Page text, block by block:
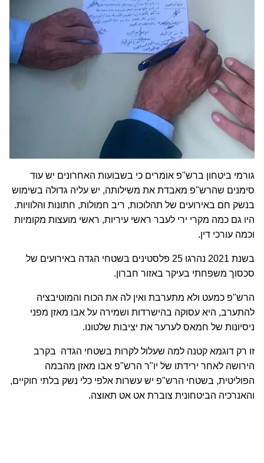
גורמי ביטחון ברש"פ אומרים כי בשבועות האחרונים יש עוד
סימנים שהרש"פ מאבדת את משילותה, יש עליה גדולה בשימוש
בנשק חם באירועים של תהלוכות, ריב חמולות, חתונות והלוויות.
היו גם כמה מקרי ירי לעבר ראשי עיריות, ראשי מועצות מקומיות
וכמה עורכי דין.
בשנת 2021 נהרגו 25 פלסטינים בשטחי הגדה באירועים של
סכסוך משפחתי בעיקר באזור חברון.
הרש"פ כמעט ולא מתערבת ואין לה את הכוח והמוטיבציה
להתערב, היא עסוקה בהישרדות ושמירה על אבו מאזן מפני
ניסיונות של חמאס לערער את יציבות שלטונו.
זו רק דוגמא קטנה למה שעלול לקרות בשטחי הגדה בקרב
הירושה לאחר ירידתו של יו"ר הרש"פ אבו מאזן מהבמה
הפוליטית, בשטחי הרש"פ יש עשרות אלפי כלי נשק בלתי חוקיים,
והאנרכיה הביטחונית צוברת אט אט תאוצה.